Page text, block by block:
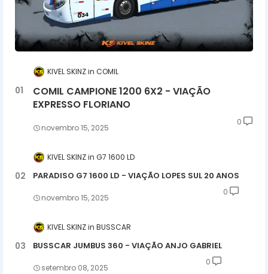
KIVEL SKINZ COMIL
COMIL CAMPIONE 1200 6X2 - VIAÇÃO
EXPRESSO FLORIANO
novembro 15, 2025
0
KIVEL SKINZ G7 1600 LD
PARADISO G7 1600 LD - VIAÇÃO LOPES SUL 20 ANOS
novembro 15, 2025
0
KIVEL SKINZ BUSSCAR
BUSSCAR JUMBUS 360 - VIAÇÃO ANJO GABRIEL
setembro 08, 2025
0